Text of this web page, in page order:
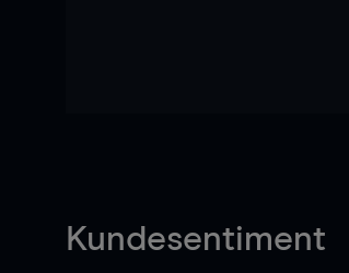
Kundesentiment